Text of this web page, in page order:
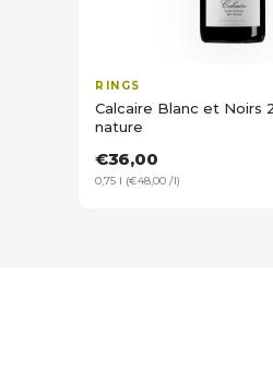
RINGS
Calcaire Blanc et Noirs
nature
€36,00
0,75 l (€48,00 /l)